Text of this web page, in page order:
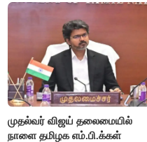
முதல்வர் விஜய் தலைமையில்
நாளை தமிழக எம்.பி.க்கள்